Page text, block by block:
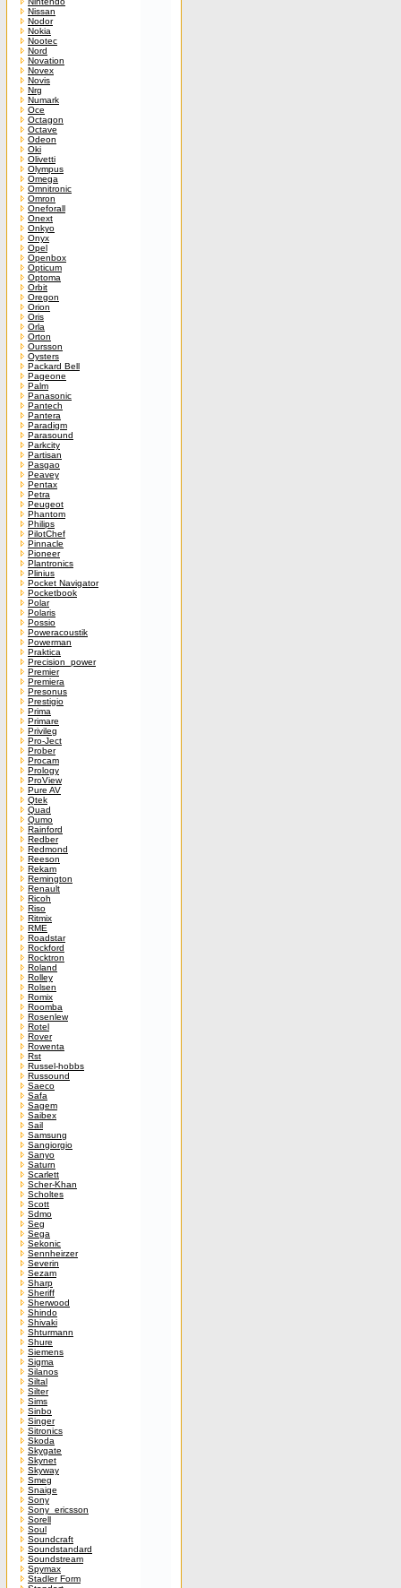
Nissan
Nodor
Nokia
Nootec
Nord
Novation
Novex
Novis
Nrg
Numark
Oce
Octagon
Octave
Odeon
Oki
Olivetti
Olympus
Omega
Omnitronic
Omron
Oneforall
Onext
Onkyo
Onyx
Opel
Openbox
Opticum
Optoma
Orbit
Oregon
Orion
Oris
Orla
Orton
Oursson
Oysters
Packard Bell
Pageone
Palm
Panasonic
Pantech
Pantera
Paradigm
Parasound
Parkcity
Partisan
Pasgao
Peavey
Pentax
Petra
Peugeot
Phantom
Philips
PilotChef
Pinnacle
Pioneer
Plantronics
Plinius
Pocket Navigator
Pocketbook
Polar
Polaris
Possio
Poweracoustik
Powerman
Praktica
Precision_power
Premier
Premiera
Presonus
Prestigio
Prima
Primare
Privileg
Pro-Ject
Prober
Procam
Prology
ProView
Pure AV
Qtek
Quad
Qumo
Rainford
Redber
Redmond
Reeson
Rekam
Remington
Renault
Ricoh
Riso
Ritmix
RME
Roadstar
Rockford
Rocktron
Roland
Rolley
Rolsen
Romix
Roomba
Rosenlew
Rotel
Rover
Rowenta
Rst
Russel-hobbs
Russound
Saeco
Safa
Sagem
Saibex
Sail
Samsung
Sangiorgio
Sanyo
Saturn
Scarlett
Scher-Khan
Scholtes
Scott
Sdmo
Seg
Sega
Sekonic
Sennheirzer
Severin
Sezam
Sharp
Sheriff
Sherwood
Shindo
Shivaki
Shturmann
Shure
Siemens
Sigma
Silanos
Siltal
Silter
Sims
Sinbo
Singer
Sitronics
Skoda
Skygate
Skynet
Skyway
Smeg
Snaige
Sony
Sony_ericsson
Sorell
Soul
Soundcraft
Soundstandard
Soundstream
Spymax
Stadler Form